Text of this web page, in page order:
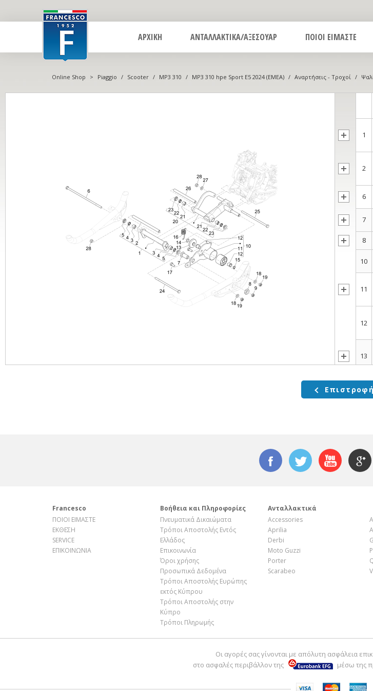
ΑΡΧΙΚΗ ΑΝΤΑΛΛΑΚΤΙΚΑ/ΑΞΕΣΟΥΑΡ ΠΟΙΟΙ ΕΙΜΑΣΤΕ
Online Shop > Piaggio / Scooter / MP3 310 / MP3 310 hpe Sport E5 2024 (EMEA) / Αναρτήσεις - Τροχοί /
1
2
6
7
8
10
11
12
13
17
24
25
26
Επιστροφή
Francesco
ΠΟΙΟΙ ΕΙΜΑΣΤΕ
ΕΚΘΕΣΗ
SERVICE
ΕΠΙΚΟΙΝΩΝΙΑ
Βοήθεια και Πληροφορίες
Πνευματικά Δικαιώματα
Τρόποι Αποστολής Εντός
Ελλάδος
Επικοινωνία
Όροι χρήσης
Προσωπικά Δεδομένα
Τρόποι Αποστολής Ευρώπης
εκτός Κύπρου
Τρόποι Αποστολής στην
Κύπρο
Τρόποι Πληρωμής
Ανταλλακτικά
Accessories
Aprilia
Derbi
Moto Guzzi
Porter
Scarabeo
Οι αγορές σας γίνονται με απόλυτη ασφάλεια
στο ασφαλές περιβάλλον της
μέσω της